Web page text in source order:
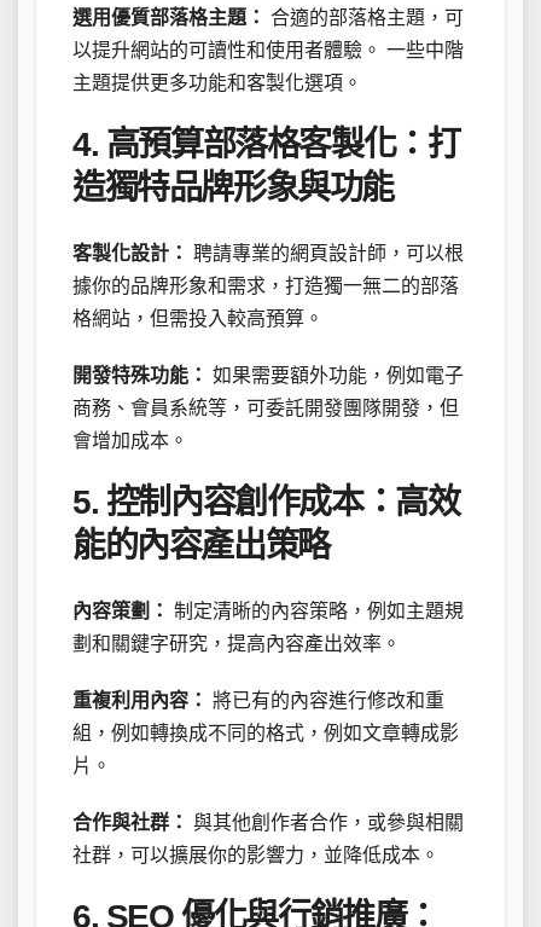
選用優質部落格主題： 合適的部落格主題，可
以提升網站的可讀性和使用者體驗。 一些中階
主題提供更多功能和客製化選項。
4. 高預算部落格客製化：打
造獨特品牌形象與功能
客製化設計： 聘請專業的網頁設計師，可以根
據你的品牌形象和需求，打造獨一無二的部落
格網站，但需投入較高預算。
開發特殊功能： 如果需要額外功能，例如電子
商務、會員系統等，可委託開發團隊開發，但
會增加成本。
5. 控制內容創作成本：高效
能的內容產出策略
內容策劃： 制定清晰的內容策略，例如主題規
劃和關鍵字研究，提高內容產出效率。
重複利用內容： 將已有的內容進行修改和重
組，例如轉換成不同的格式，例如文章轉成影
片。
合作與社群： 與其他創作者合作，或參與相關
社群，可以擴展你的影響力，並降低成本。
6. SEO 優化與行銷推廣：